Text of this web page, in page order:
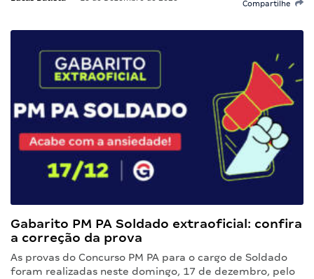
Compartilhe
Gabarito PM PA Soldado extraoficial: confira
a correção da prova
As provas do Concurso PM PA para o cargo de Soldado
foram realizadas neste domingo, 17 de dezembro, pelo